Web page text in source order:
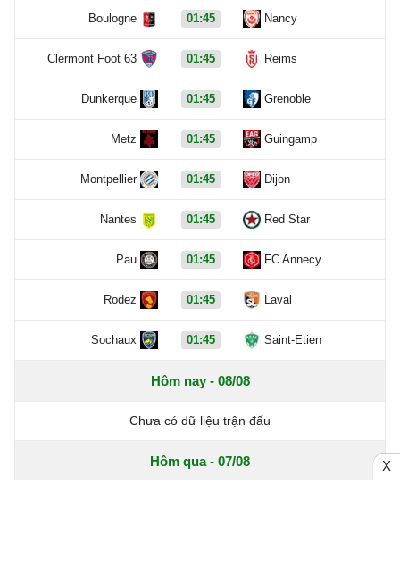
Boulogne 01:45 Nancy
Clermont Foot 63 01:45 Reims
Dunkerque 01:45 Grenoble
Metz 01:45 Guingamp
Montpellier 01:45 Dijon
Nantes 01:45 Red Star
Pau 01:45 FC Annecy
Rodez 01:45 Laval
Sochaux 01:45 Saint-Etien
Hôm nay - 08/08
Chưa có dữ liệu trận đấu
Hôm qua - 07/08 X